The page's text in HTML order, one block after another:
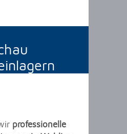
professionelle